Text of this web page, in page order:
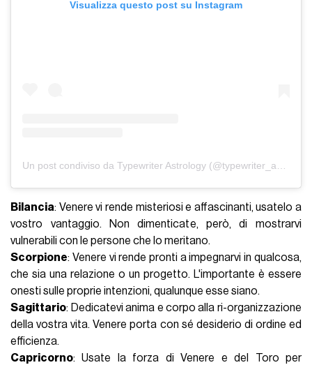
Visualizza questo post su Instagram
Un post condiviso da Typewriter Astrology (@typewriter_astrology)
Bilancia: Venere vi rende misteriosi e affascinanti, usatelo a
vostro vantaggio. Non dimenticate, però, di mostrarvi
vulnerabili con le persone che lo meritano.
Scorpione: Venere vi rende pronti a impegnarvi in qualcosa,
che sia una relazione o un progetto. L'importante è essere
onesti sulle proprie intenzioni, qualunque esse siano.
Sagittario: Dedicatevi anima e corpo alla ri-organizzazione
della vostra vita. Venere porta con sé desiderio di ordine ed
efficienza.
Capricorno: Usate la forza di Venere e del Toro per